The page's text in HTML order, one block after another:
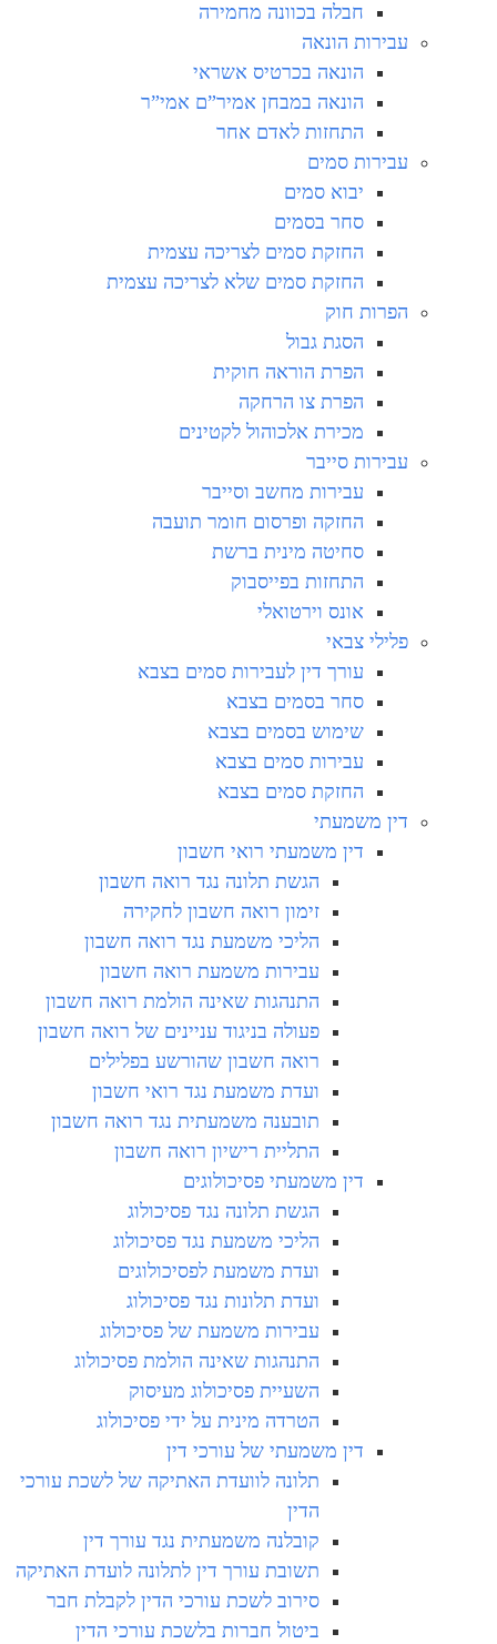
חבלה בכוונה מחמירה
עבירות הונאה
הונאה בכרטיס אשראי
הונאה במבחן אמיר”ם אמי”ר
התחזות לאדם אחר
עבירות סמים
יבוא סמים
סחר בסמים
החזקת סמים לצריכה עצמית
החזקת סמים שלא לצריכה עצמית
הפרות חוק
הסגת גבול
הפרת הוראה חוקית
הפרת צו הרחקה
מכירת אלכוהול לקטינים
עבירות סייבר
עבירות מחשב וסייבר
החזקה ופרסום חומר תועבה
סחיטה מינית ברשת
התחזות בפייסבוק
אונס וירטואלי
פלילי צבאי
עורך דין לעבירות סמים בצבא
סחר בסמים בצבא
שימוש בסמים בצבא
עבירות סמים בצבא
החזקת סמים בצבא
דין משמעתי
דין משמעתי רואי חשבון
הגשת תלונה נגד רואה חשבון
זימון רואה חשבון לחקירה
הליכי משמעת נגד רואה חשבון
עבירות משמעת רואה חשבון
התנהגות שאינה הולמת רואה חשבון
פעולה בניגוד עניינים של רואה חשבון
רואה חשבון שהורשע בפלילים
ועדת משמעת נגד רואי חשבון
תובענה משמעתית נגד רואה חשבון
התליית רישיון רואה חשבון
דין משמעתי פסיכולוגים
הגשת תלונה נגד פסיכולוג
הליכי משמעת נגד פסיכולוג
ועדת משמעת לפסיכולוגים
ועדת תלונות נגד פסיכולוג
עבירות משמעת של פסיכולוג
התנהגות שאינה הולמת פסיכולוג
השעיית פסיכולוג מעיסוק
הטרדה מינית על ידי פסיכולוג
דין משמעתי של עורכי דין
תלונה לוועדת האתיקה של לשכת עורכי
הדין
קובלנה משמעתית נגד עורך דין
תשובת עורך דין לתלונה לועדת האתיקה
סירוב לשכת עורכי הדין לקבלת חבר
ביטול חברות בלשכת עורכי הדין